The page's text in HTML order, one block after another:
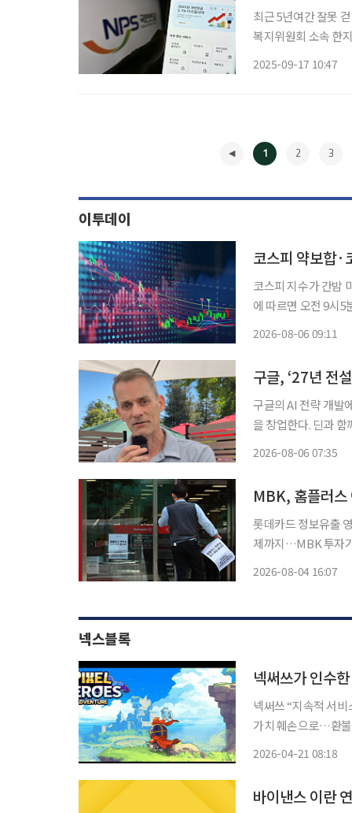
최근 5년여간 잘못 걷힌
복지위원회 소속 한
2025-09-17 10:47
1 2 3
이투데이
코스피 약보합
코스피 지수가 간밤 미국
에 따르면 오전 9시5
2026-08-06 09:11
구글의 AI 전략 개발
을 창업한다. 딘과
2026-08-06 07:35
MBK, 홈플러
롯데카드 정보유출
제까지…MBK 투자기업 관리 도마 위 홈플러스
2026-08-04 16:07
넥스블록
넥써쓰가 인수
넥써쓰 “지속적 서
가치 훼손으로…환
2026-04-21 08:18
바이낸스 이란